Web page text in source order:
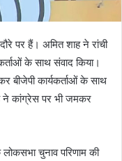
पर हैं। अमित शाह ने रांची
के साथ संवाद किया।
बीजेपी कार्यकर्ताओं के साथ
ने कांग्रेस पर भी जमकर
चुनाव परिणाम की